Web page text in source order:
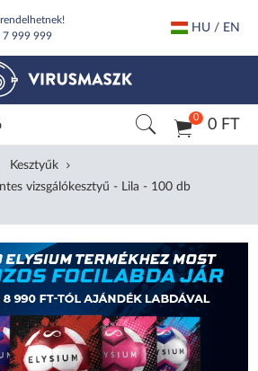
rendelhetnek!
7 999 999
HU / EN
0 0 FT
Kesztyűk
vizsgálókesztyű - Lila - 100 db